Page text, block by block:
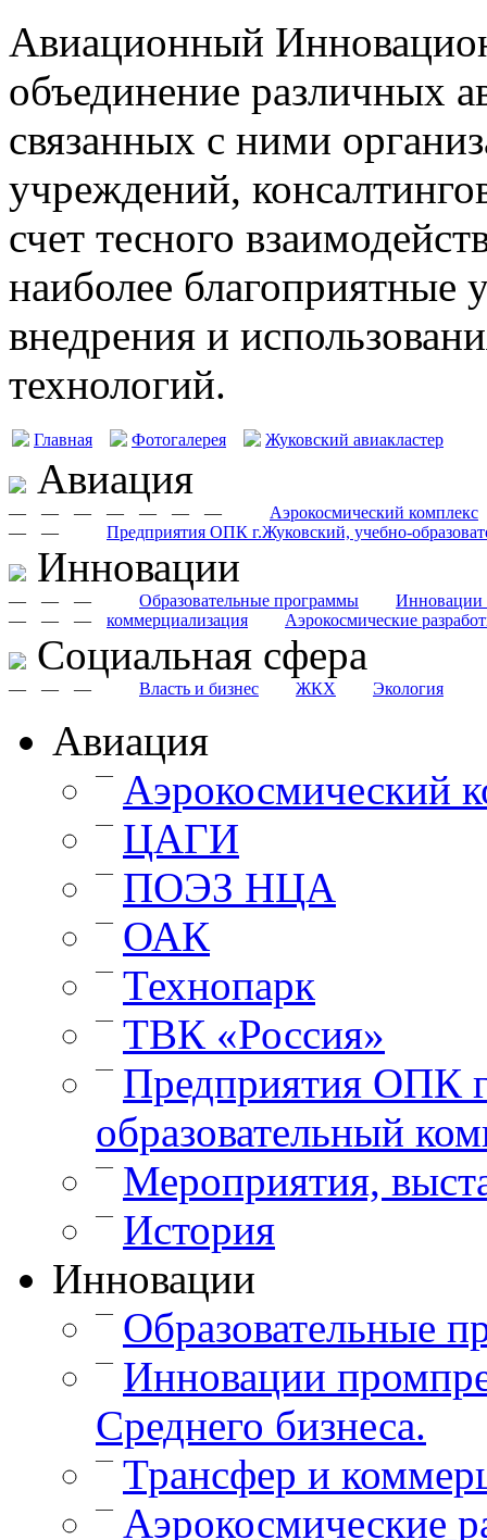
Авиационный
объединение различных
связанных с ними
учреждений,
счет тесного
наиболее благоприятные
внедрения и
технологий.
Главная Фотогалерея Жуковский авиакластер
Авиация
— Аэрокосмический комплекс
— — — — —
—
Предприятия ОПК г.Жуковский, учебно-
— —
Инновации
— Образовательные программы
— Инновации
—
коммерциализация
— Аэрокосмические
— —
Cоциальная сфера
— Власть и бизнес
— ЖКХ
— Экология
Авиация
— Аэрокосмический
— ЦАГИ
— ПОЭЗ НЦА
— ОАК
— Технопарк
— ТВК «Россия»
— Предприятия ОПК
образовательный
— Мероприятия,
— История
Инновации
— Образовательные
— Инновации
Среднего бизнеса.
— Трансфер и
— Аэрокосмические